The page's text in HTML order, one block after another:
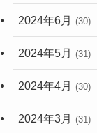
2024年6月 (30)
2024年5月 (31)
2024年4月 (30)
2024年3月 (31)